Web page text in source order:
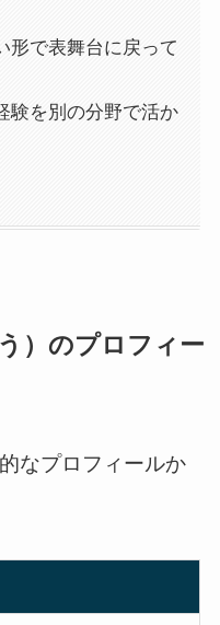
で表舞台に戻って
験を別の分野で活か
）のプロフィー
なプロフィールか